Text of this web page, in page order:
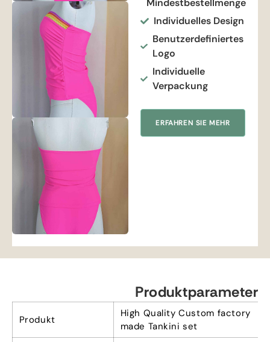
Mindestbestellmenge
Individuelles Design
Benutzerdefiniertes
Logo
Individuelle
Verpackung
ERFAHREN SIE MEHR
Produktparameter
Produkt
High Quality Custom factory
made Tankini set